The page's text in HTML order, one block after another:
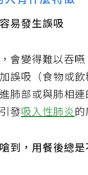
易發生誤吸
會變得難以吞
誤吸（食物或
肺部或與肺相
發吸入性肺炎的
到，用餐後總是